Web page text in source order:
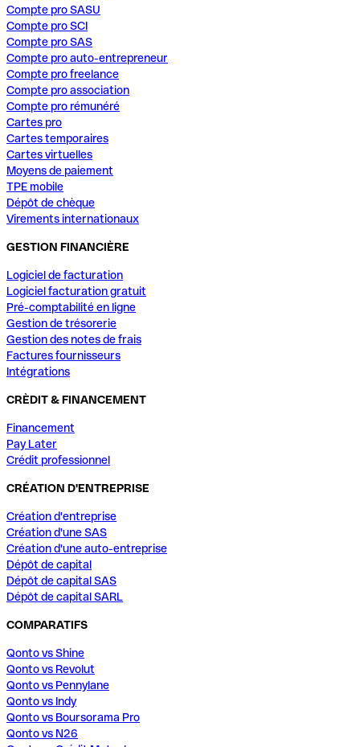
Compte pro SASU
Compte pro SCI
Compte pro SAS
Compte pro auto-entrepreneur
Compte pro freelance
Compte pro association
Compte pro rémunéré
Cartes pro
Cartes temporaires
Cartes virtuelles
Moyens de paiement
TPE mobile
Dépôt de chèque
Virements internationaux
GESTION FINANCIÈRE
Logiciel de facturation
Logiciel facturation gratuit
Pré-comptabilité en ligne
Gestion de trésorerie
Gestion des notes de frais
Factures fournisseurs
Intégrations
CRÈDIT & FINANCEMENT
Financement
Pay Later
Crédit professionnel
CRÉATION D'ENTREPRISE
Création d'entreprise
Création d'une SAS
Création d'une auto-entreprise
Dépôt de capital
Dépôt de capital SAS
Dépôt de capital SARL
COMPARATIFS
Qonto vs Shine
Qonto vs Revolut
Qonto vs Pennylane
Qonto vs Indy
Qonto vs Boursorama Pro
Qonto vs N26